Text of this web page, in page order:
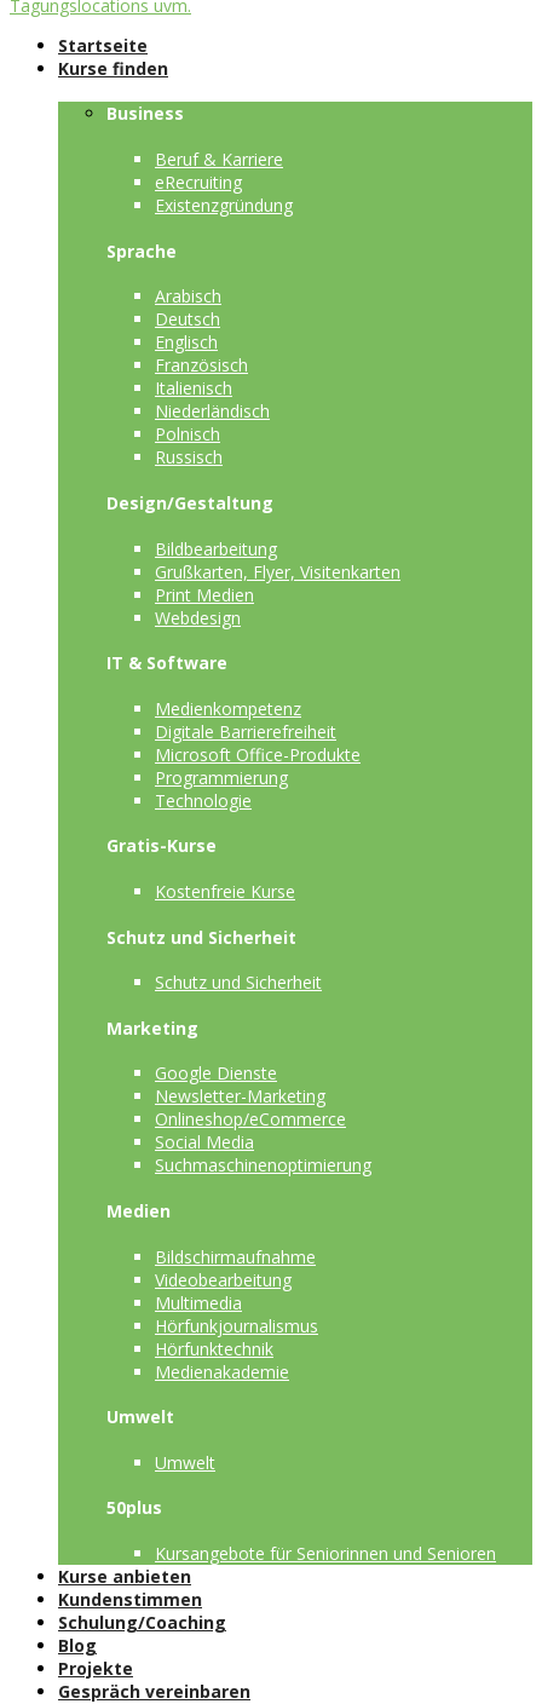
Startseite
Kurse finden
Business
Beruf & Karriere
eRecruiting
Existenzgründung
Sprache
Arabisch
Deutsch
Englisch
Französisch
Italienisch
Niederländisch
Polnisch
Russisch
Design/Gestaltung
Bildbearbeitung
Grußkarten, Flyer, Visitenkarten
Print Medien
Webdesign
IT & Software
Medienkompetenz
Digitale Barrierefreiheit
Microsoft Office-Produkte
Programmierung
Technologie
Gratis-Kurse
Kostenfreie Kurse
Schutz und Sicherheit
Schutz und Sicherheit
Marketing
Google Dienste
Newsletter-Marketing
Onlineshop/eCommerce
Social Media
Suchmaschinenoptimierung
Medien
Bildschirmaufnahme
Videobearbeitung
Multimedia
Hörfunkjournalismus
Hörfunktechnik
Medienakademie
Umwelt
Umwelt
50plus
Kursangebote für Seniorinnen und Senioren
Kurse anbieten
Kundenstimmen
Schulung/Coaching
Blog
Projekte
Gespräch vereinbaren